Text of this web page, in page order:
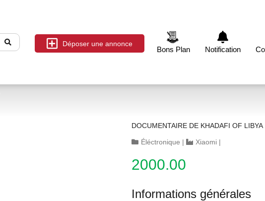
Déposer une annonce
Bons Plan Notification
DOCUMENTAIRE DE KHADAFI OF LIBYA
Éléctronique | Xiaomi |
2000.00
Informations générales